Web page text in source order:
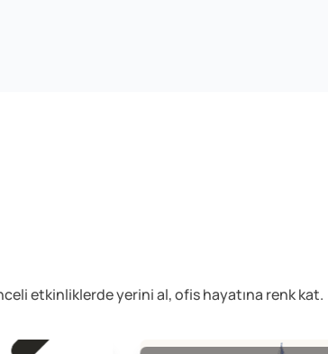
etkinliklerde yerini al, ofis hayatına renk kat.